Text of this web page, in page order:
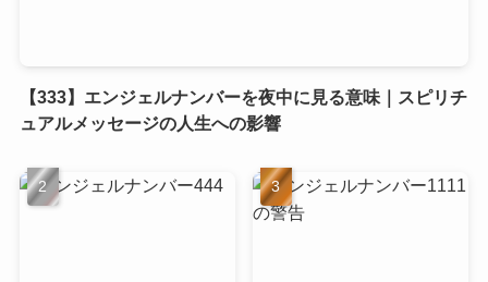
【333】エンジェルナンバーを夜中に見る意味｜スピリチ
ュアルメッセージの人生への影響